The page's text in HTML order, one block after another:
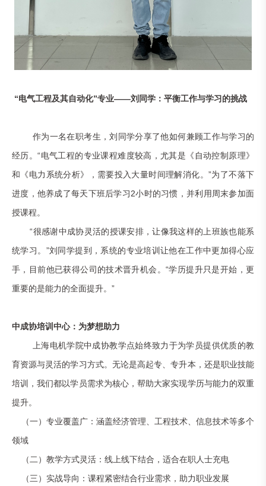
“电气工程及其自动化”专业——刘同学：平衡工作与学习的挑战
作为一名在职考生，刘同学分享了他如何兼顾工作与学习的
经历。“电气工程的专业课程难度较高，尤其是《自动控制原理》
和《电力系统分析》，需要投入大量时间理解消化。”为了不落下
进度，他养成了每天下班后学习2小时的习惯，并利用周末参加面
授课程。
“很感谢中成协灵活的授课安排，让像我这样的上班族也能系
统学习。”刘同学提到，系统的专业培训让他在工作中更加得心应
手，目前他已获得公司的技术晋升机会。“学历提升只是开始，更
重要的是能力的全面提升。”
中成协培训中心：为梦想助力
上海电机学院中成协教学点始终致力于为学员提供优质的教
育资源与灵活的学习方式。无论是高起专、专升本，还是职业技能
培训，我们都以学员需求为核心，帮助大家实现学历与能力的双重
提升。
（一）专业覆盖广：涵盖经济管理、工程技术、信息技术等多个
领域
（二） 教学方式灵活：线上线下结合，适合在职人士充电
（三） 实战导向：课程紧密结合行业需求，助力职业发展